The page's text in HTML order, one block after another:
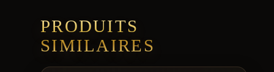
PRODUITS
SIMILAIRES